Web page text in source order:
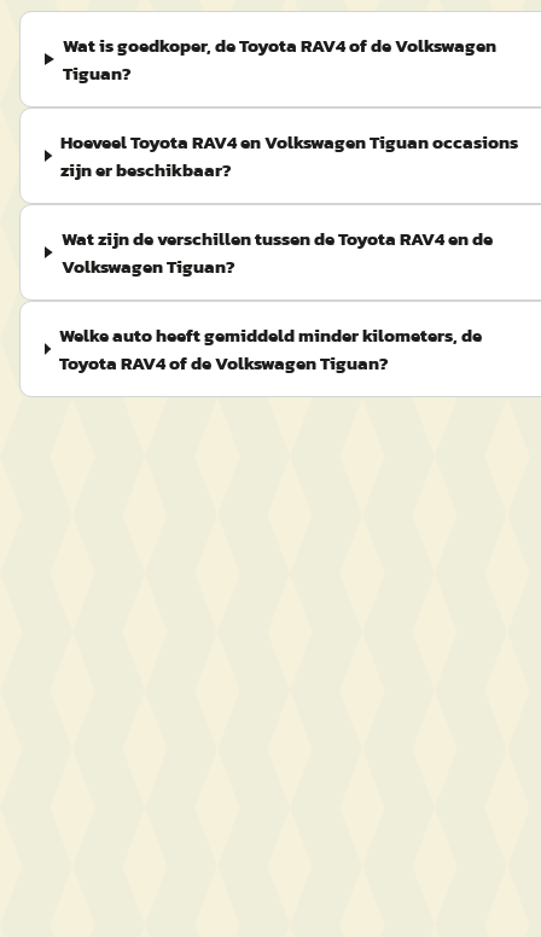
Wat is goedkoper, de Toyota RAV4 of de Volkswagen
Tiguan?
Hoeveel Toyota RAV4 en Volkswagen Tiguan occasions
zijn er beschikbaar?
Wat zijn de verschillen tussen de Toyota RAV4 en de
Volkswagen Tiguan?
Welke auto heeft gemiddeld minder kilometers, de
Toyota RAV4 of de Volkswagen Tiguan?